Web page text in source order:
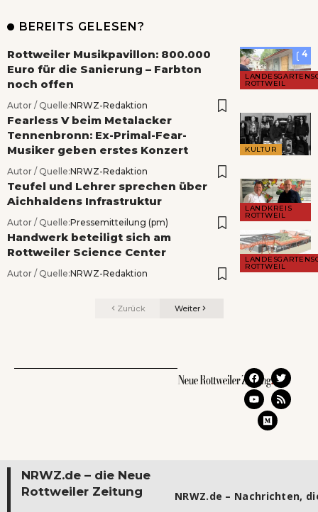
BEREITS GELESEN?
4
ROTTWEIL
Rottweiler Musikpavillon: 800.000
Euro für die Sanierung – Farbton
noch offen
Autor / Quelle:NRWZ-Redaktion
KULTUR
Fearless V beim Metalacker
Tennenbronn: Ex-Primal-Fear-
Musiker geben erstes Konzert
Autor / Quelle:NRWZ-Redaktion
LANDKREIS
ROTTWEIL
Teufel und Lehrer sprechen über
Aichhaldens Infrastruktur
Autor / Quelle:Pressemitteilung (pm)
ROTTWEIL
Handwerk beteiligt sich am
Rottweiler Science Center
Autor / Quelle:NRWZ-Redaktion
Zurück Weiter
NRWZ.de – die Neue
Rottweiler Zeitung
NRWZ.de – Nachrichten,